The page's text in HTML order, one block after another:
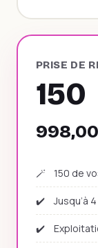
PRISE DE
150
🪄 150 de
✔️ Jusqu’à
✔️